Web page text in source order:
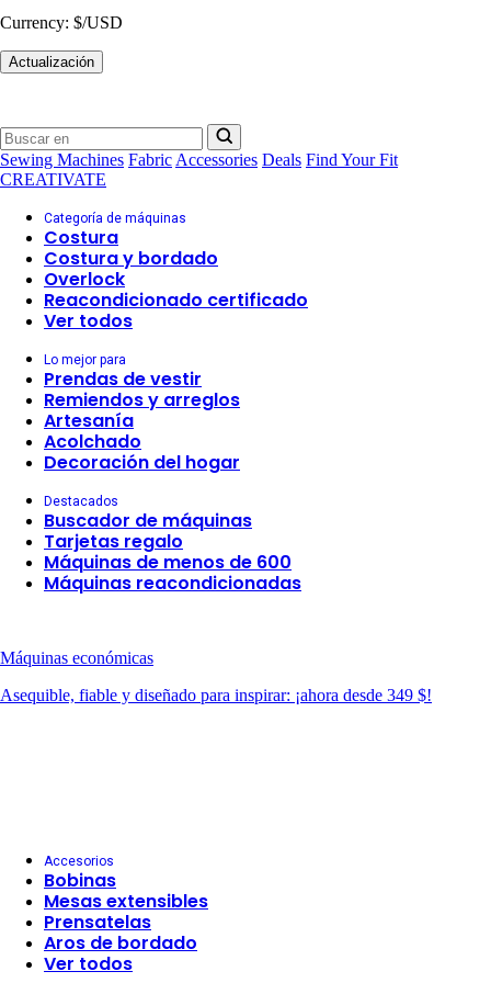
Currency: $/USD
Actualización
Sewing Machines Fabric Accessories Deals Find Your Fit
CREATIVATE
Categoría de máquinas
Costura
Costura y bordado
Overlock
Reacondicionado certificado
Ver todos
Lo mejor para
Prendas de vestir
Remiendos y arreglos
Artesanía
Acolchado
Decoración del hogar
Destacados
Buscador de máquinas
Tarjetas regalo
Máquinas de menos de 600
Máquinas reacondicionadas
Máquinas económicas
Asequible, fiable y diseñado para inspirar: ¡ahora desde 349 $!
Accesorios
Bobinas
Mesas extensibles
Prensatelas
Aros de bordado
Ver todos